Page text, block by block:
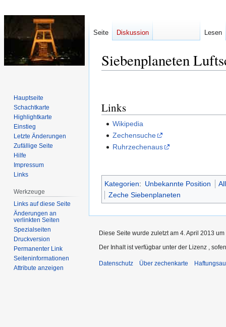
Siebenplaneten
springen
springen
Links
Wikipedia
Zechensuche
Ruhrzechenaus
Kategorien: Unbekannte Position
Zeche Siebenplaneten
Seite Diskussion Lesen
Hauptseite
Schachtkarte
Highlightkarte
Einstieg
Letzte Änderungen
Zufällige Seite
Hilfe
Impressum
Links
Werkzeuge
Links auf diese Seite
Änderungen an
verlinkten Seiten
Spezialseiten
Druckversion
Permanenter Link
Seiten­­informationen
Attribute anzeigen
Diese Seite wurde zuletzt am 4. April 2013
Der Inhalt ist verfügbar unter der Lizenz
,
Datenschutz Über zechenkarte